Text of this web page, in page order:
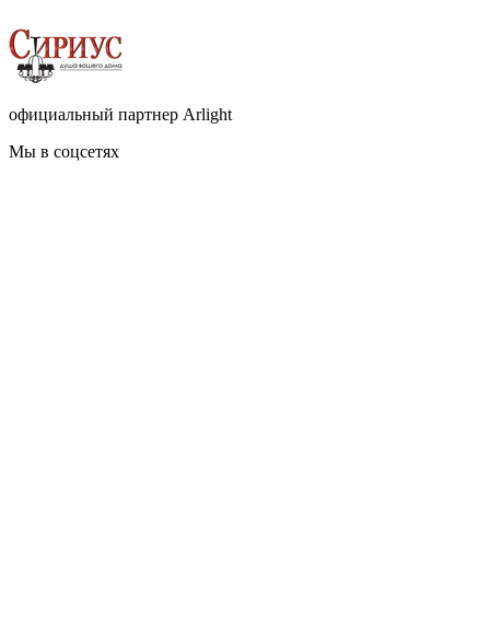
официальный партнер Arlight
Мы в соцсетях